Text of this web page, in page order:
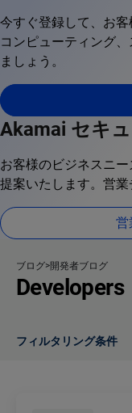
今すぐ登録して、お
コンピューティング
ましょう。
Akamai セキ
お客様のビジネスニ
提案いたします。営業
営
ブログ 開発者ブログ
Developers
フィルタリング条件